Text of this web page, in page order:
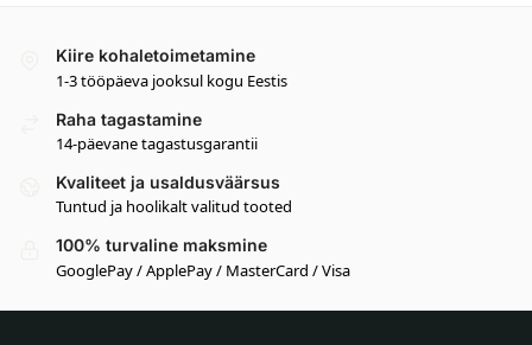
Kiire kohaletoimetamine
1-3 tööpäeva jooksul kogu Eestis
Raha tagastamine
14-päevane tagastusgarantii
Kvaliteet ja usaldusväärsus
Tuntud ja hoolikalt valitud tooted
100% turvaline maksmine
GooglePay / ApplePay / MasterCard / Visa